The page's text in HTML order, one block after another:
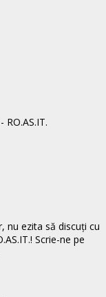
nu ezita să discuți cu
Scrie-ne pe